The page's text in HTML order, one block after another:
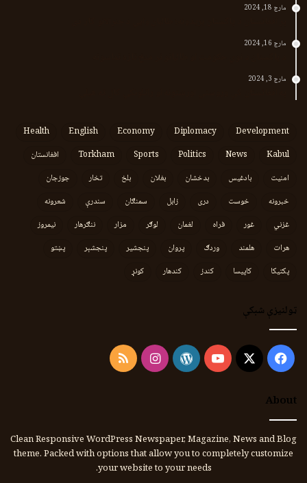
مارچ 18, 2024
مارچ 16, 2024
مارچ 3, 2024
Development
Diplomacy
Economy
English
Health
Kabul
News
Politics
Sports
Torkham
افغانستان
امنیت
بادغیس بدخشان بغلان بلخ تخار
جوزجان
خبرونه
خوست دری زابل سمنګان سندرې
شعرونه
غزني
غور فراه لغمان لوګر مزار ننګرهار
نیمروز
هرات
هلمند وردګ پروان پنجشیر پنجشېر
پښتو
پکتیکا
کاپیسا کندز کندهار کونړ
ټولنیزې شبکې
Facebook
X
YouTube
WordPress
Instagram
RSS
About
Clean Responsive WordPress Newspaper, Magazine, News and Blog
theme. Packed with options that allow you to completely customize
your website to your needs.